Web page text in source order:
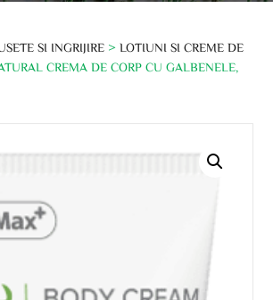
SI INGRIJIRE >LOTIUNI SI CREME DE
CREMA DE CORP CU GALBENELE,